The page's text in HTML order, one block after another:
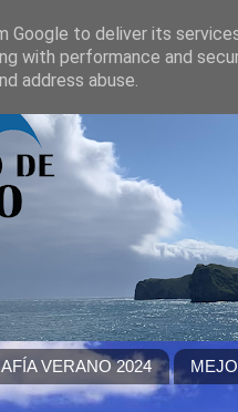
VERANO 2024
Google to deliver its
with performance and
address abuse.